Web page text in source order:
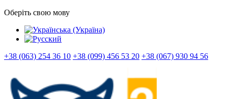
Оберіть свою мову
+38 (063) 254 36 10 +38 (099) 456 53 20 +38 (067) 930 94 56